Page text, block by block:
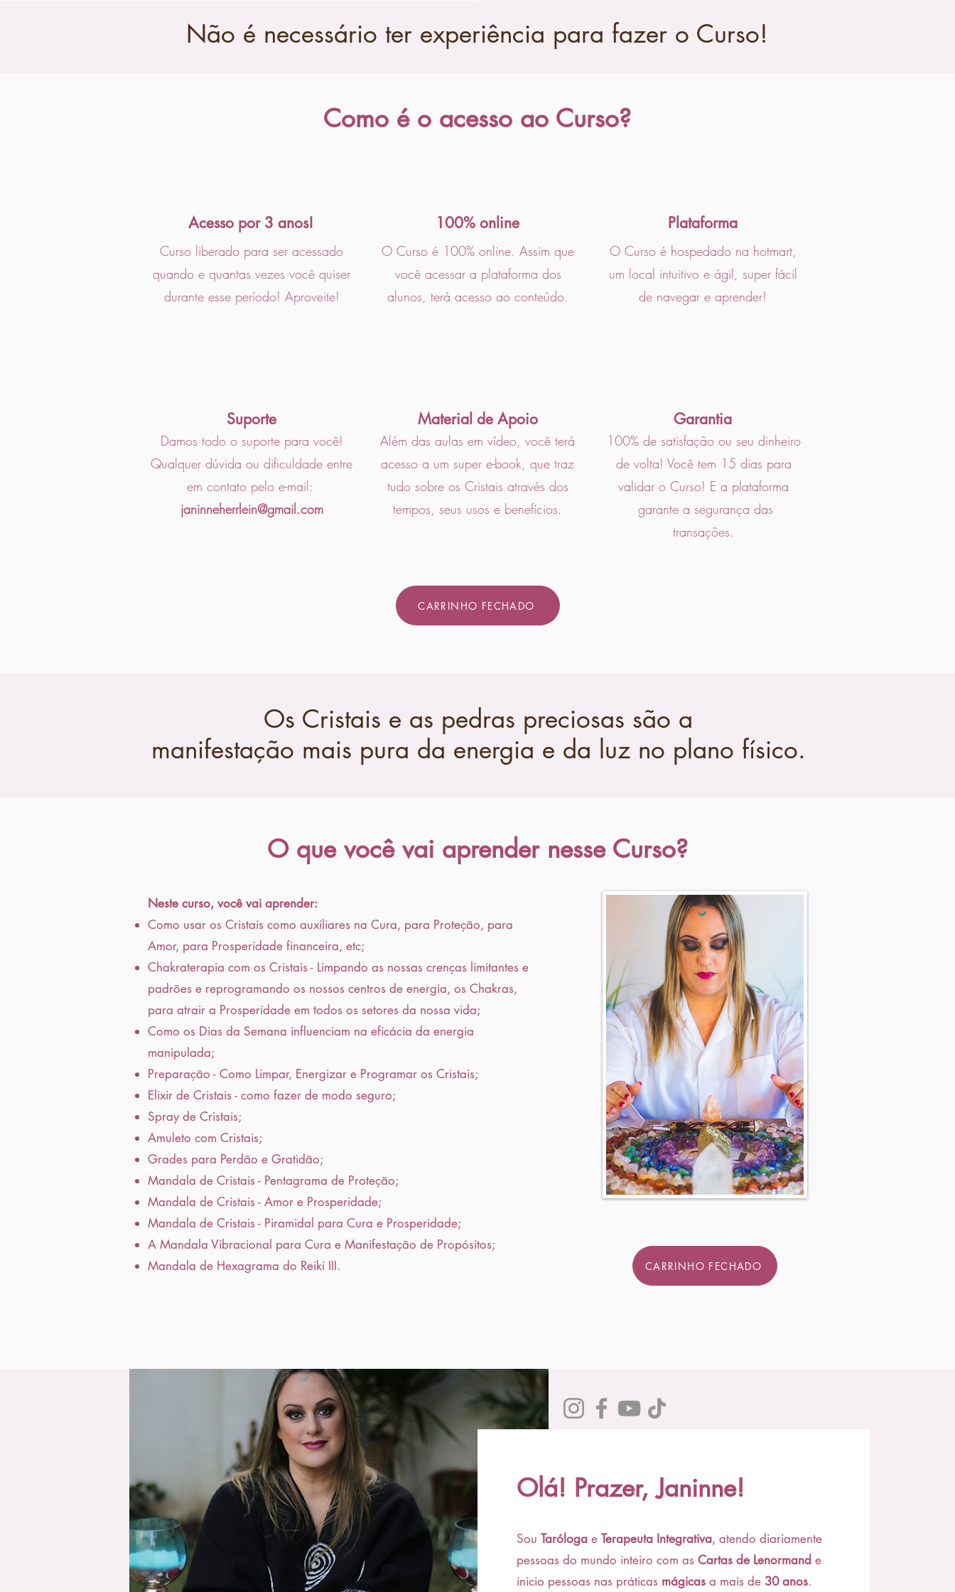
Não é necessário ter experiência para fazer o Curso!
Como é o acesso ao Curso?
Acesso por 3 anos!
Curso liberado para ser acessado
quando e quantas vezes você quiser
durante esse período! Aproveite!
Suporte
Damos todo o suporte para você!
Qualquer dúvida ou dificuldade entre
em contato pelo e-mail:
janinneherrlein@gmail.com
100% online
O Curso é 100% online. Assim que
você acessar a plataforma dos
alunos, terá acesso ao conteúdo.
Material de Apoio
Além das aulas em vídeo, você terá
acesso a um super e-book, que traz
tudo sobre os Cristais através dos
tempos, seus usos e benefícios.
Plataforma
O Curso é hospedado na hotmart,
um local intuitivo e ágil, super fácil
de navegar e aprender!
Garantia
100% de satisfação ou seu dinheiro
de volta! Você tem 15 dias para
validar o Curso! E a plataforma
garante a segurança das
transações.
CARRINHO FECHADO
Os Cristais e as pedras preciosas são a
manifestação mais pura da energia e da luz no plano físico.
O que você vai aprender nesse Curso?
Neste curso, você vai aprender:
Como usar os Cristais como auxiliares na Cura, para Proteção, para
Amor, para Prosperidade financeira, etc;
Chakraterapia com os Cristais - Limpando as nossas crenças limitantes e
padrões e reprogramando os nossos centros de energia, os Chakras,
para atrair a Prosperidade em todos os setores da nossa vida;
Como os Dias da Semana influenciam na eficácia da energia
manipulada;
Preparação - Como Limpar, Energizar e Programar os Cristais;
Elixir de Cristais - como fazer de modo seguro;
Spray de Cristais;
Amuleto com Cristais;
Grades para Perdão e Gratidão;
Mandala de Cristais - Pentagrama de Proteção;
Mandala de Cristais - Amor e Prosperidade;
Mandala de Cristais - Piramidal para Cura e Prosperidade;
A Mandala Vibracional para Cura e Manifestação de Propósitos;
Mandala de Hexagrama do Reiki III. CARRINHO FECHADO
Olá! Prazer, Janinne!
Sou Taróloga e Terapeuta Integrativa, atendo diariamente
pessoas do mundo inteiro com as Cartas de Lenormand e
inicio pessoas nas práticas mágicas a mais de 30 anos.